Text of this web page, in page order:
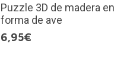
Puzzle 3D de madera en
forma de ave
6,95€